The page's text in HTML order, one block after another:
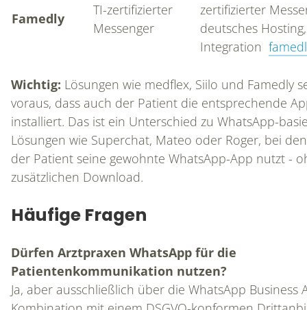
Famedly
TI-zertifizierter
Messenger
zertifizierter
deutsches
Integration
Wichtig: Lösungen wie medflex, Siilo und Famedly
voraus, dass auch der Patient die entsprechende
installiert. Das ist ein Unterschied zu WhatsApp-
Lösungen wie Superchat, Mateo oder Roger, bei
der Patient seine gewohnte WhatsApp-App nutzt -
zusätzlichen Download.
Häufige Fragen
Dürfen Arztpraxen WhatsApp für die
Patientenkommunikation nutzen?
Ja, aber ausschließlich über die WhatsApp Business